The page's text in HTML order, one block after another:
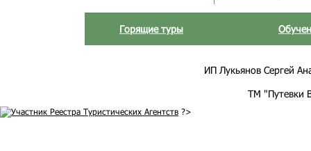
Горящие туры
ИП Лукьянов Сергей
ТМ "Путевки
?>